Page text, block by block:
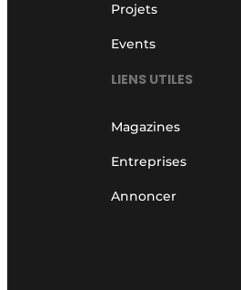
Projets
Events
LIENS UTILES
Magazines
Entreprises
Annoncer